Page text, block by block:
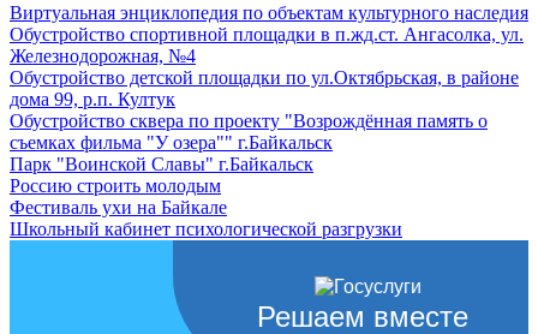
Виртуальная энциклопедия по объектам культурного наследия
Обустройство спортивной площадки в п.жд.ст. Ангасолка, ул.
Железнодорожная, №4
Обустройство детской площадки по ул.Октябрьская, в районе
дома 99, р.п. Култук
Обустройство сквера по проекту "Возрождённая память о
съемках фильма "У озера"" г.Байкальск
Парк "Воинской Славы" г.Байкальск
Россию строить молодым
Фестиваль ухи на Байкале
Школьный кабинет психологической разгрузки
Решаем вместе